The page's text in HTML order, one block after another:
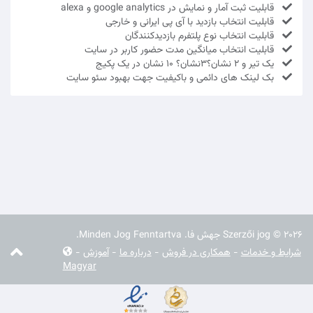
قابلیت ثبت آمار و نمایش در google analytics و alexa
قابلیت انتخاب بازدید با آی پی ایرانی و خارجی
قابلیت انتخاب نوع پلتفرم بازدیدکنندگان
قابلیت انتخاب میانگین مدت حضور کاربر در سایت
یک تیر و 2 نشان؟3نشان؟ 10 نشان در یک پکیج
بک لینک های دائمی و باکیفیت جهت بهبود سئو سایت
Szerzői jog © 2026 جهش فا. Minden Jog Fenntartva.
شرایط و خدمات -همکاری در فروش -درباره ما -آموزش -
Magyar